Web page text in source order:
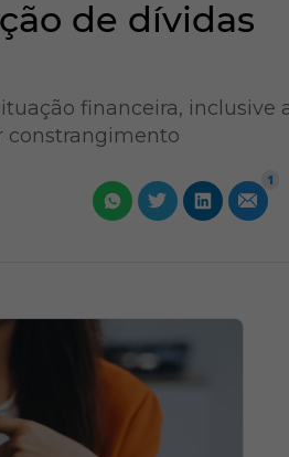
de dívidas
financeira, inclusive
constrangimento
1